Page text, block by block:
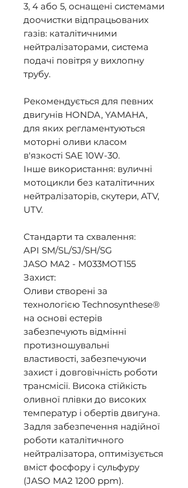
3, 4 або 5, оснащені системами
доочистки відпрацьованих
газів: каталітичними
нейтралізаторами, система
подачі повітря у вихлопну
трубу.
Рекомендується для певних
двигунів HONDA, YAMAHA,
для яких регламентуються
моторні оливи класом
в'язкості SAE 10W-30.
Інше використання: вуличні
мотоцикли без каталітичних
нейтралізаторів, скутери, ATV,
UTV.
Стандарти та схвалення:
API SM/SL/SJ/SH/SG
JASO MA2 - M033MOT155
Захист:
Оливи створені за
технологією Technosynthese®
на основі естерів
забезпечують відмінні
протизношувальні
властивості, забезпечуючи
захист і довговічність роботи
трансмісії. Висока стійкість
оливної плівки до високих
температур і обертів двигуна.
Задля забезпечення надійної
роботи каталітичного
нейтралізатора, оптимізується
вміст фосфору і сульфуру
(JASO MA2 1200 ppm).